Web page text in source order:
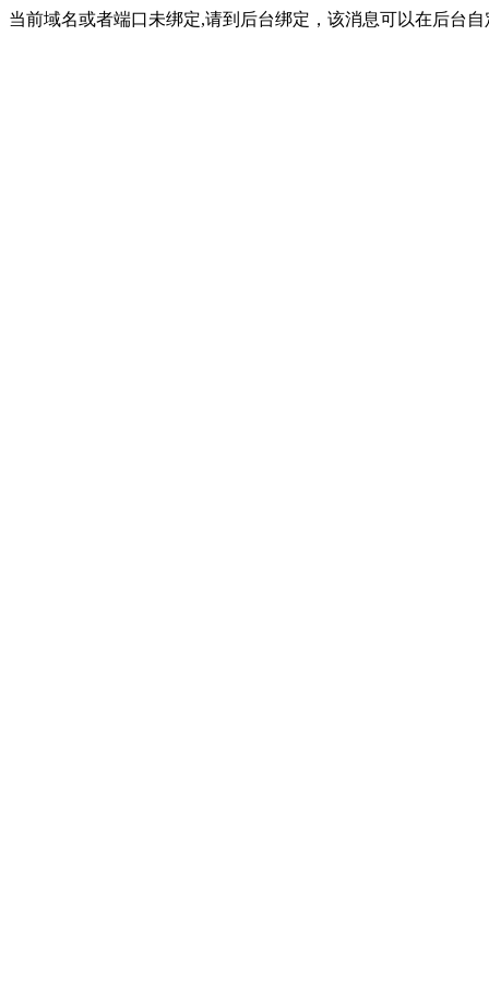
当前域名或者端口未绑定,请到后台绑定，该消息可以在后台自